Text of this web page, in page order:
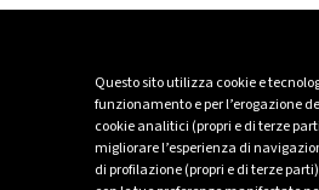
Questo sito utilizza cookie e
funzionamento e per l’erogazione
cookie analitici (propri e di terze
migliorare l’esperienza di
di profilazione (propri e di terze
C'è un problema
Per favore riprova piú tardi